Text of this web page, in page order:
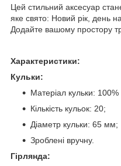
Цей стильний аксесуар
яке свято: Новий рік, день
Додайте вашому простору
Характеристики:
Кульки:
Матеріал кульки:
Кількість кульок: 20;
Діаметр кульки: 65 мм;
Зроблені вручну.
Гірлянда: